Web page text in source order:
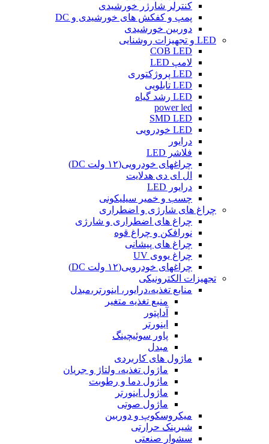
کنترلر شارژر خورشیدی
پمپ و کفکش های خورشیدی و DC
دوربین خورشیدی
LED و تجهیزات روشنایی
COB LED
لامپ LED
LED پروژکتوری
LED تابلویی
LED رشد گیاه
power led
SMD LED
LED خودرویی
درایور
فلاشر LED
چراغهای خودرویی(۱۲ ولت DC)
ال ای دی هدلایت
درایور LED
چسب و خمیر سیلیکونی
چراغ های شارژی و اضطراری
چراغ های اضطراری و شارژی
نورافکن و چراغ قوه
چراغ های پیشانی
چراغ یووی UV
چراغهای خودرویی(۱۲ ولت DC)
تجهیزات الکترونیکی
منابع تغذیه،درایور، اینورتر،مبدل
منبع تغذیه متغیر
آداپتور
اینورتر
پاور سوئیچینگ
مبدل
ماژول های کاربردی
ماژول تغذیه، ولتاژ و جریان
ماژول دما و رطوبت
ماژول اینورتر
ماژول صوتی
میکروسکوپ و دوربین
شیرینک حرارتی
سشوار صنعتی